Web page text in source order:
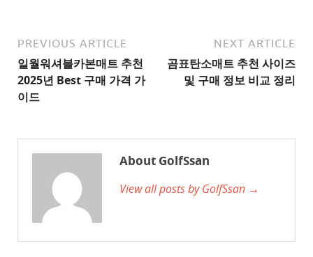
사
이
트
2
천
PREVIOUS ARTICLE
일월워셔블카본매트 추천
2025년 Best 구매 가격 가
이드
NEXT ARTICLE
곰표탄소매트 추천 사이즈
및 구매 정보 비교 정리
About GolfSsan
View all posts by GolfSsan →